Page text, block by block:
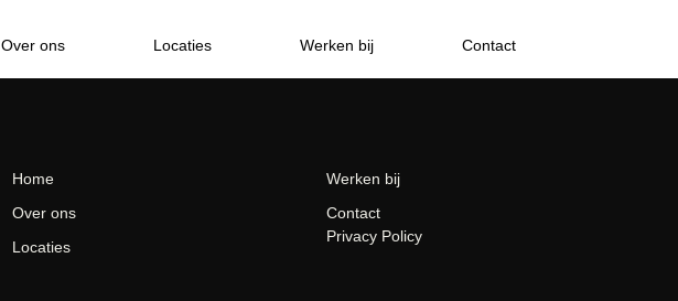
Over ons Locaties Werken bij Contact
Home
Over ons
Locaties
Werken bij
Contact
Privacy Policy